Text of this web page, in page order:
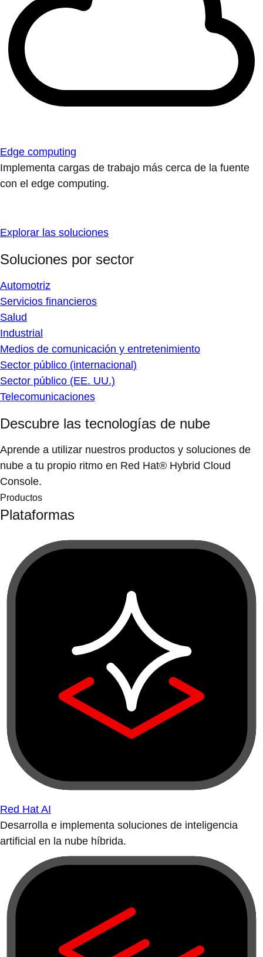
Edge computing
Implementa cargas de trabajo más cerca de la fuente
con el edge computing.
Explorar las soluciones
Soluciones por sector
Automotriz
Servicios financieros
Salud
Industrial
Medios de comunicación y entretenimiento
Sector público (internacional)
Sector público (EE. UU.)
Telecomunicaciones
Descubre las tecnologías de nube
Aprende a utilizar nuestros productos y soluciones de
nube a tu propio ritmo en Red Hat® Hybrid Cloud
Console.
Productos
Plataformas
Red Hat AI
Desarrolla e implementa soluciones de inteligencia
artificial en la nube híbrida.